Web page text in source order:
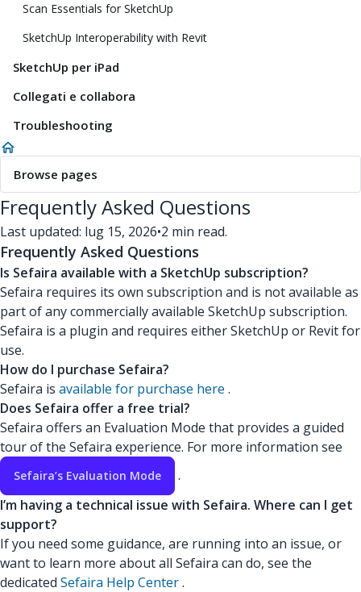
Scan Essentials for SketchUp
SketchUp Interoperability with Revit
SketchUp per iPad
Collegati e collabora
Troubleshooting
Browse pages
Frequently Asked Questions
Last updated: lug 15, 2026•2 min read.
Frequently Asked Questions
Is Sefaira available with a SketchUp subscription?
Sefaira requires its own subscription and is not available as
part of any commercially available SketchUp subscription.
Sefaira is a plugin and requires either SketchUp or Revit for
use.
How do I purchase Sefaira?
Sefaira is available for purchase here .
Does Sefaira offer a free trial?
Sefaira offers an Evaluation Mode that provides a guided
tour of the Sefaira experience. For more information see
Sefaira’s Evaluation Mode
.
I’m having a technical issue with Sefaira. Where can I get
support?
If you need some guidance, are running into an issue, or
want to learn more about all Sefaira can do, see the
dedicated Sefaira Help Center.